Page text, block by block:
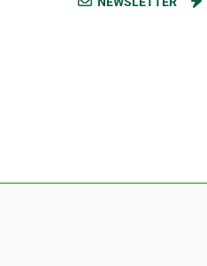
kamena bez rupa [Mapa]